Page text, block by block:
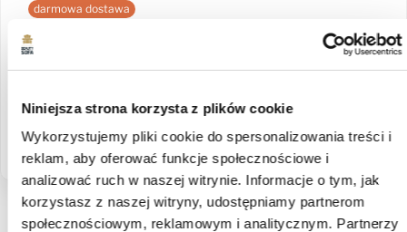
Niniejsza strona korzysta z plików cookie
Wykorzystujemy pliki cookie do spersonalizowania treści i
reklam, aby oferować funkcje społecznościowe i
analizować ruch w naszej witrynie. Informacje o tym, jak
korzystasz z naszej witryny, udostępniamy partnerom
społecznościowym, reklamowym i analitycznym. Partnerzy
darmowa dostawa
Odkryj kolekcję Gloria
Produkt nie posiada recenzji